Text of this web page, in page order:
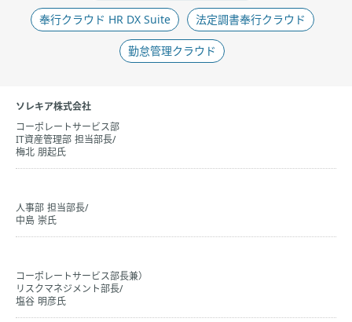
奉行クラウド HR DX Suite 法定調書奉行クラウド
勤怠管理クラウド
ソレキア株式会社
コーポレートサービス部
IT資産管理部 担当部長/
梅北 朋起氏
人事部 担当部長/
中島 崇氏
コーポレートサービス部長兼）
リスクマネジメント部長/
塩谷 明彦氏